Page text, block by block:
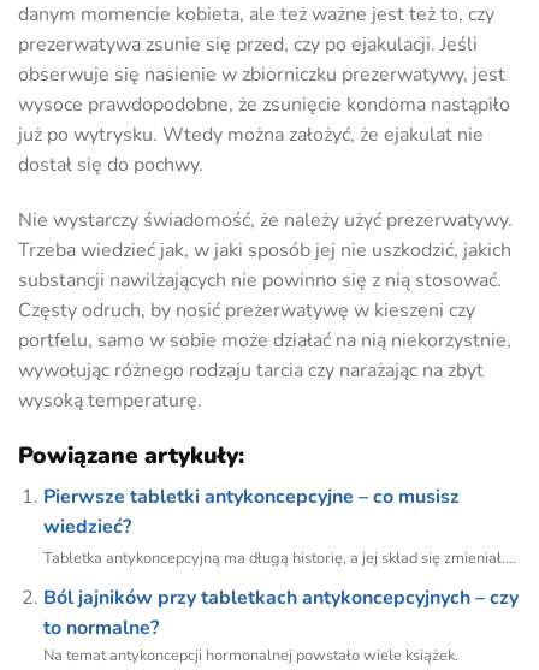
danym momencie kobieta, ale też ważne jest też to, czy
prezerwatywa zsunie się przed, czy po ejakulacji. Jeśli
obserwuje się nasienie w zbiorniczku prezerwatywy, jest
wysoce prawdopodobne, że zsunięcie kondoma nastąpiło
już po wytrysku. Wtedy można założyć, że ejakulat nie
dostał się do pochwy.
Nie wystarczy świadomość, że należy użyć prezerwatywy.
Trzeba wiedzieć jak, w jaki sposób jej nie uszkodzić, jakich
substancji nawilżających nie powinno się z nią stosować.
Częsty odruch, by nosić prezerwatywę w kieszeni czy
portfelu, samo w sobie może działać na nią niekorzystnie,
wywołując różnego rodzaju tarcia czy narażając na zbyt
wysoką temperaturę.
Powiązane artykuły:
Pierwsze tabletki antykoncepcyjne – co musisz
wiedzieć?
Tabletka antykoncepcyjną ma długą historię, a jej skład się zmieniał....
Ból jajników przy tabletkach antykoncepcyjnych – czy
to normalne?
Na temat antykoncepcji hormonalnej powstało wiele książek.